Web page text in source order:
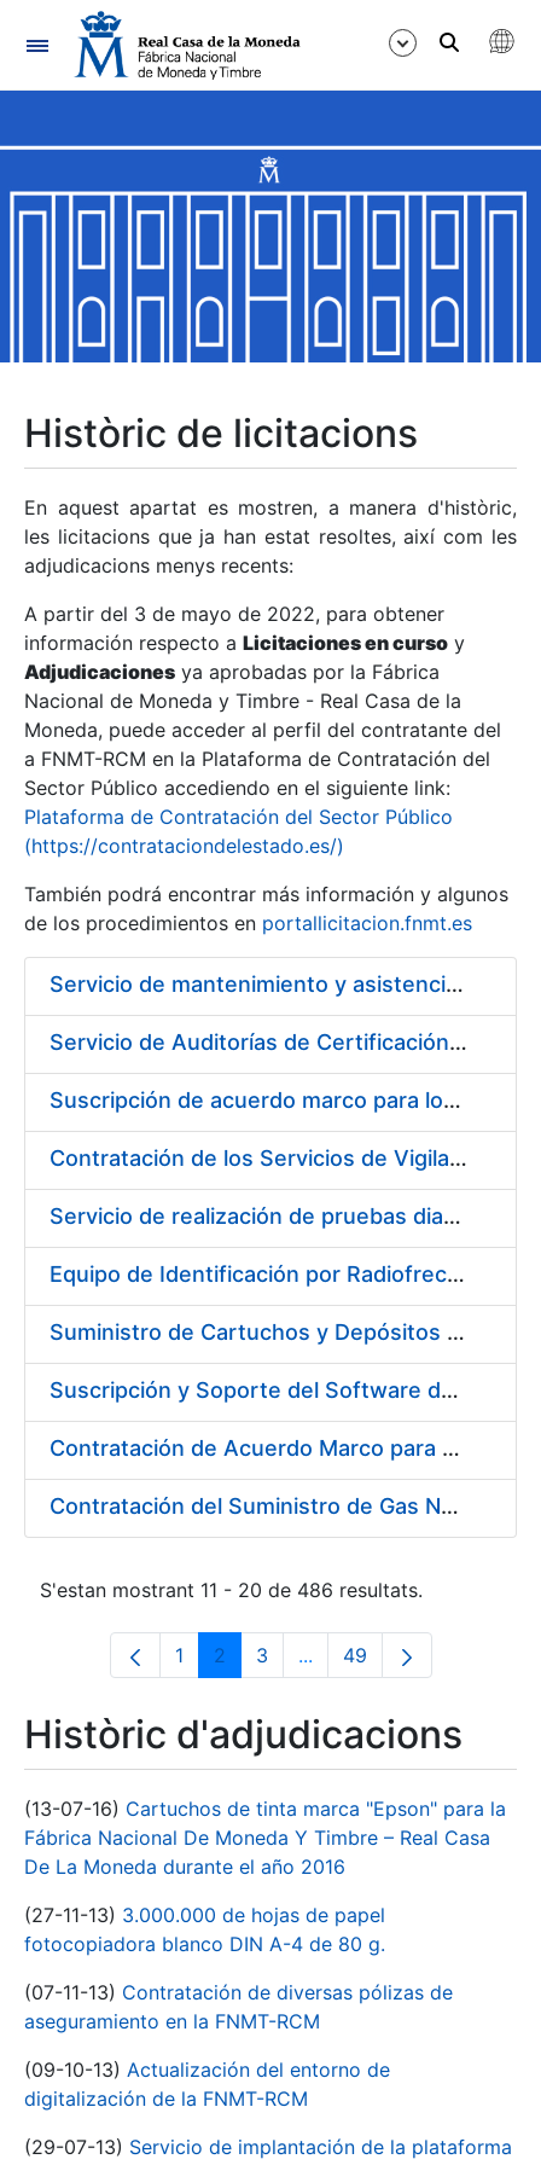
Navegació
Mostra/Amaga
Mostra/Amaga
Mostra/Amaga
Mostra/Amaga
Mostra/Amaga
Mostra/Amaga
Històric de licitacions
En aquest apartat es mostren, a manera d'històric,
les licitacions que ja han estat resoltes, així com les
adjudicacions menys recents:
A partir del 3 de mayo de 2022, para obtener
información respecto a Licitaciones en curso y
Adjudicaciones ya aprobadas por la Fábrica
Nacional de Moneda y Timbre - Real Casa de la
Moneda, puede acceder al perfil del contratante del
a FNMT-RCM en la Plataforma de Contratación del
Sector Público accediendo en el siguiente link:
Plataforma de Contratación del Sector Público
(https://contrataciondelestado.es/)
También podrá encontrar más información y algunos
de los procedimientos en portallicitacion.fnmt.es
Servicio de mantenimiento y asistencia técnica de equipos audiovisuales y alquiler de equipos de sonido y video y de interpretación simultánea en las instalaciones de la FNMT-RCM en Madrid
Servicio de Auditorías de Certificación de los sistemas de gestión de la FNMT-RCM
Suscripción de acuerdo marco para los Servicios de Catering y Almuerzos Protocolarios para eventos celebrados en la Real Casa de la Moneda – Fábrica Nacional de Moneda y Timbre
Contratación de los Servicios de Vigilancia de la Salud Individual y Colectiva y diversas actividades preventivas y sanitarias
Servicio de realización de pruebas diagnósticas de COVID-19
Equipo de Identificación por Radiofrecuencia (RFID)
Suministro de Cartuchos y Depósitos de Tinta Originales para Impresoras
Suscripción y Soporte del Software de Diseño Carveco
Contratación de Acuerdo Marco para el Suministro de Rodamientos y Material de Transmisiones para la Fábrica Nacional de Moneda y Timbre – Real Casa de la Moneda
Contratación del Suministro de Gas Natural para la Fábrica Nacional de Moneda y Timbre – Real Casa de Moneda, en sus centros de trabajo de Madrid y Burgos
S'estan mostrant 11 - 20 de 486 resultats.
Pàgina
1 Pàgina
2 Pàgina
3 ...Pàgines intermèdies
Pàgina
49
Històric d'adjudicacions
(13-07-16) Cartuchos de tinta marca "Epson" para la
Fábrica Nacional De Moneda Y Timbre – Real Casa
De La Moneda durante el año 2016
(27-11-13) 3.000.000 de hojas de papel
fotocopiadora blanco DIN A-4 de 80 g.
(07-11-13) Contratación de diversas pólizas de
aseguramiento en la FNMT-RCM
(09-10-13) Actualización del entorno de
digitalización de la FNMT-RCM
(29-07-13) Servicio de implantación de la plataforma